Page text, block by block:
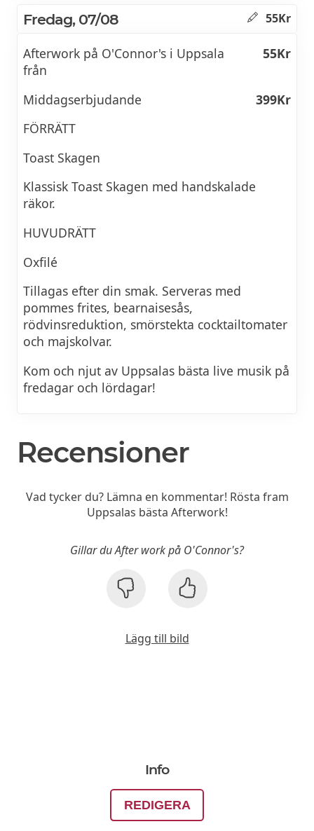
Fredag, 07/08 55Kr
Afterwork på O'Connor's i Uppsala
från
55Kr
Middagserbjudande
399Kr
FÖRRÄTT
Toast Skagen
Klassisk Toast Skagen med handskalade
räkor.
HUVUDRÄTT
Oxfilé
Tillagas efter din smak. Serveras med
pommes frites, bearnaisesås,
rödvinsreduktion, smörstekta cocktailtomater
och majskolvar.
Kom och njut av Uppsalas bästa live musik på
fredagar och lördagar!
Recensioner
Vad tycker du? Lämna en kommentar! Rösta fram
Uppsalas bästa Afterwork!
Gillar du After work på O'Connor's?
Lägg till bild
Info
REDIGERA